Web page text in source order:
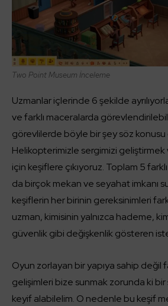
Two Point Museum İnceleme
Uzmanlar içlerinde 6 şekilde
ve farklı maceralarda
görevlilerde böyle bir şey söz konusu
Helikopterimizle sergimizi
için keşiflere çıkıyoruz. Toplam 5
da birçok mekan ve seyahat imkanı
keşiflerin her birinin gereksinimleri
uzman, kimisinin yalnızca hademe,
güvenlik gibi değişkenlik gösteren
Oyun zorlayan bir yapıya sahip değil
gelişimleri bize sunmak zorunda ki bir
keyif alabilelim. O nedenle bu keşif